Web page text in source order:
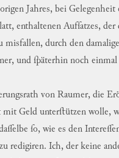
Jahres, bei Gelegenheit
enthaltenen Aufſatzes, der
misfallen, durch den
und ſpäterhin noch einmal
von Raumer, die
mit Geld unterſtützen wolle,
ſo, wie es den
zu redigiren. Ich, der keine